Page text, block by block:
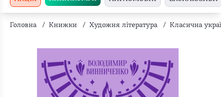
Головна / Книжки / Художня література / Класична